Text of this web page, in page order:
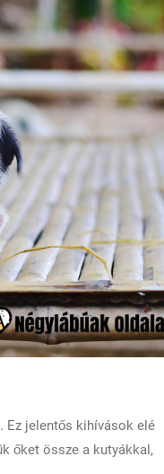
Ez jelentős kihívások elé
őket össze a kutyákkal,